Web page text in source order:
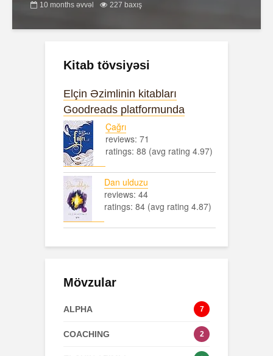
10 months əvvəl 227 baxış
Kitab tövsiyəsi
Elçin Əzimlinin kitabları
Goodreads platformunda
Çağrı
reviews: 71
ratings: 88 (avg rating 4.97)
Dan ulduzu
reviews: 44
ratings: 84 (avg rating 4.87)
Mövzular
ALPHA 7
COACHING 2